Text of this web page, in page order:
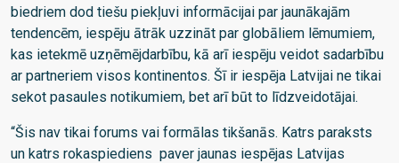
biedriem dod tiešu piekļuvi informācijai par jaunākajām
tendencēm, iespēju ātrāk uzzināt par globāliem lēmumiem,
kas ietekmē uzņēmējdarbību, kā arī iespēju veidot sadarbību
ar partneriem visos kontinentos. Šī ir iespēja Latvijai ne tikai
sekot pasaules notikumiem, bet arī būt to līdzveidotājai.
“Šis nav tikai forums vai formālas tikšanās. Katrs paraksts
un katrs rokaspiediens paver jaunas iespējas Latvijas